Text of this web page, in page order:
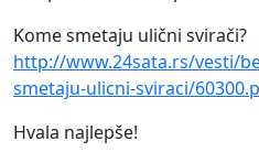
Kome smetaju ulični svirači?
http://www.24sata.rs/vesti/
smetaju-ulicni-sviraci/
Hvala najlepše!